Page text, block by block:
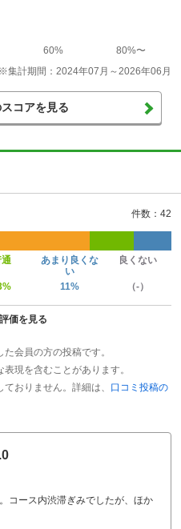
60%
80%〜
※集計期間：2024年07月～2026年06月
コアを見る
件数：42
あまり良くな
い
良くない
11% （-）
価を見る
会員の方の投稿です。
現を含むことがあります。
おりません。詳細は、 口コミ投稿の
コース内渋滞ぎみでしたが、ほか